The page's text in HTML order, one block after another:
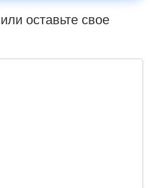
оставьте свое